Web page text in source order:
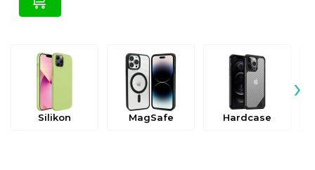
Silikon MagSafe Hardcase
›